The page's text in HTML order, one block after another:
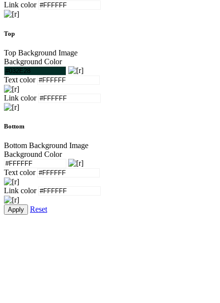
Link color
Top
Top Background Image
Background Color
Text color
Link color
Bottom
Bottom Background Image
Background Color
Text color
Link color
Reset